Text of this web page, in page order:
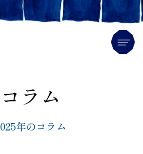
コラム
年のコラム